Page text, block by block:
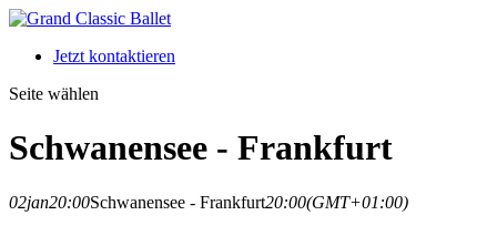
Jetzt kontaktieren
Seite wählen
Schwanensee - Frankfurt
02jan20:00Schwanensee - Frankfurt20:00(GMT+01:00)